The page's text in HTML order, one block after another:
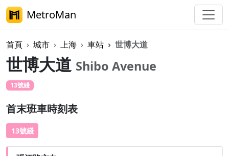
MetroMan
首頁 城市 上海 車站 世博大道
世博大道 Shibo Avenue
13號綫
首末班車時刻表
13號綫